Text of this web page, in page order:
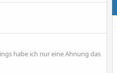
habe ich nur eine Ahnung das